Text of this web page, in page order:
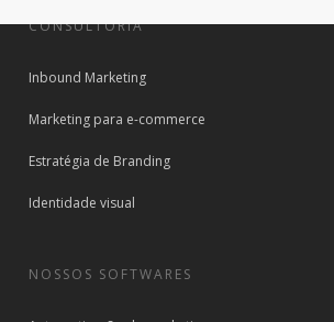
CONSULTORIA
Inbound Marketing
Marketing para e-commerce
Estratégia de Branding
Identidade visual
NOSSOS SOFTWARES